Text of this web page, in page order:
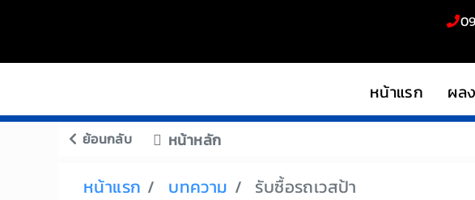
หน้าแรก ผล
ย้อนกลับ หน้าหลัก
หน้าแรก บทความ รับซื้อรถเวสป้า